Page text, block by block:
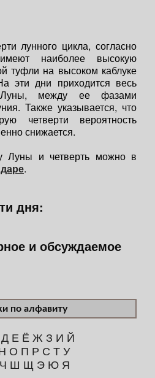
лунного цикла, согласно
наиболее высокую
туфли на высоком каблуке
эти дни приходится весь
между ее фазами
Также указывается, что
четверти вероятность
снижается.
Луны и четверть можно в
.
дня:
и обсуждаемое
по алфавиту
Д Е Ё Ж З И Й
О П Р С Т У
Ч Ш Щ Э Ю Я